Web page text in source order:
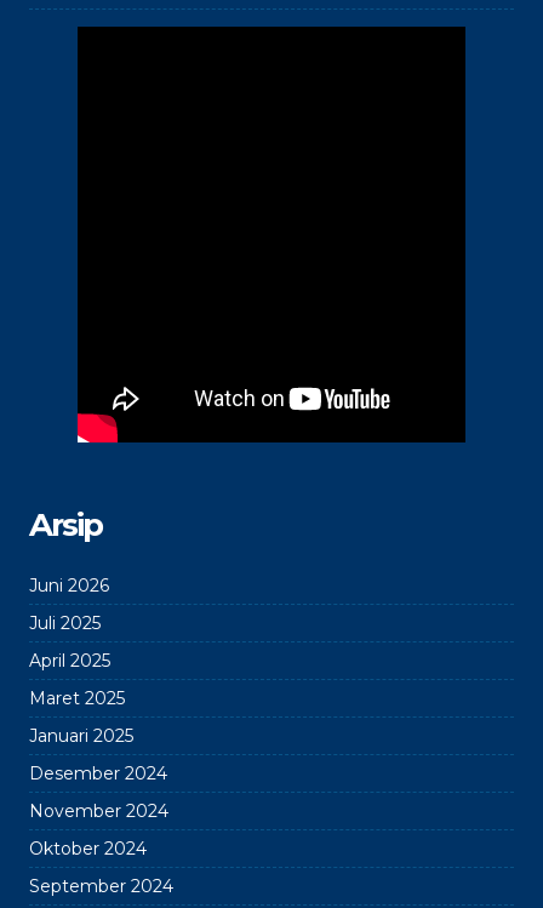
Arsip
Juni 2026
Juli 2025
April 2025
Maret 2025
Januari 2025
Desember 2024
November 2024
Oktober 2024
September 2024